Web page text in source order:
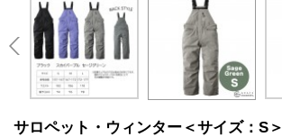
サロペット・ウィンター＜サイズ：S＞